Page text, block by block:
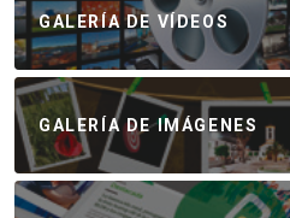
GALERÍA DE VÍDEOS
GALERÍA DE IMÁGENES